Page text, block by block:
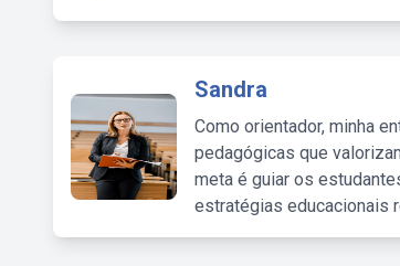
Sandra
Como orientador, minha
pedagógicas que
meta é guiar os
estratégias educacionais